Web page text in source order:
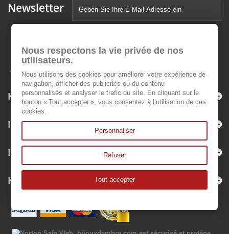
Newsletter
Kategorien
Informationen
Ihr Kundenbereich
Kontakt
Nous respectons la vie privée de nos
utilisateurs.
Nous utilisons des cookies pour améliorer votre expérience de
navigation, afficher des publicités ou du contenu
personnalisés et analyser le trafic du site. En cliquant sur le
bouton « Tout accepter », vous consentez à l’utilisation de ces
cookies.
Personnaliser
Refuser
Tout accepter